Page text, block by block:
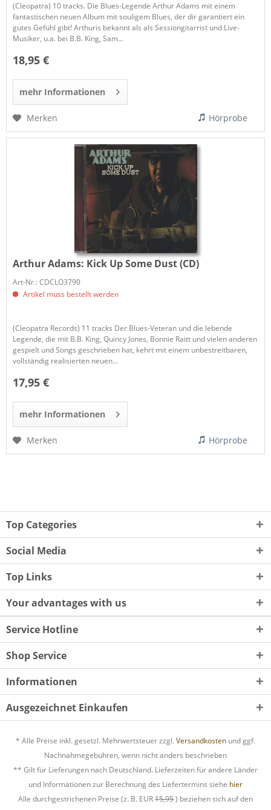
(Cleopatra) 10 tracks. Die Blues-Legende Arthur Adams mit einem
fantastischen neuen Album mit souligem Blues, der dir garantiert ein
gutes Gefühl gibt! Arthuris bekannt als als Sessiongitarrist und Live-
Musiker, u.a. bei B.B. King, Sam...
18,95 €
mehr Informationen
Merken Hörprobe
Arthur Adams: Kick Up Some Dust (CD)
Art-Nr.: CDCLO3790
Artikel muss bestellt werden
(Cleopatra Records) 11 tracks Der Blues-Veteran und die lebende
Legende, die mit B.B. King, Quincy Jones, Bonnie Raitt und vielen anderen
gespielt und Songs geschrieben hat, kehrt mit einem unbestreitbaren,
vollständig realisierten neuen...
17,95 €
mehr Informationen
Merken Hörprobe
Top Categories
Social Media
Top Links
Your advantages with us
Service Hotline
Shop Service
Informationen
Ausgezeichnet Einkaufen
* Alle Preise inkl. gesetzl. Mehrwertsteuer zzgl. Versandkosten und ggf.
Nachnahmegebühren, wenn nicht anders beschrieben
** Gilt für Lieferungen nach Deutschland. Lieferzeiten für andere Länder
und Informationen zur Berechnung des Liefertermins siehe hier
Alle durchgestrichenen Preise (z. B. EUR15,95) beziehen sich auf den